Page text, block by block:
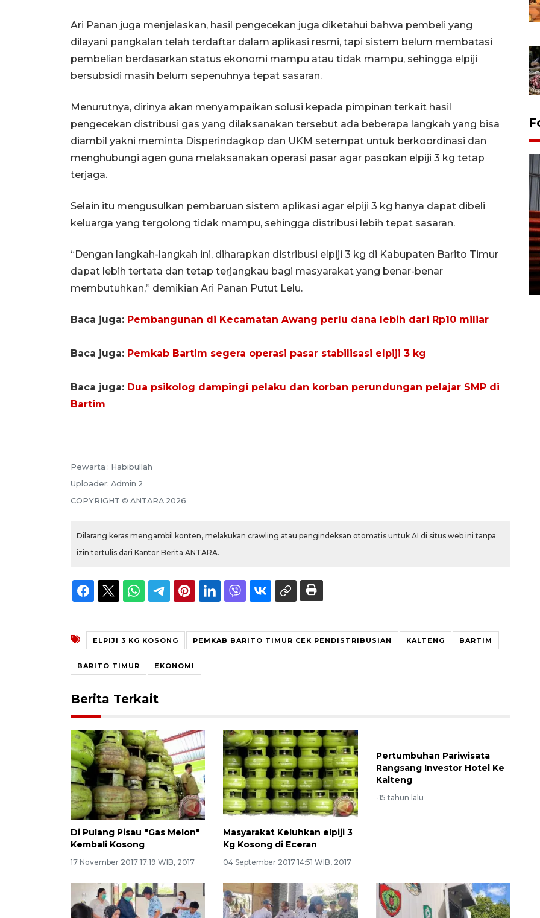
Ari Panan juga menjelaskan, hasil pengecekan juga diketahui bahwa pembeli yang
dilayani pangkalan telah terdaftar dalam aplikasi resmi, tapi sistem belum membatasi
pembelian berdasarkan status ekonomi mampu atau tidak mampu, sehingga elpiji
bersubsidi masih belum sepenuhnya tepat sasaran.
Menurutnya, dirinya akan menyampaikan solusi kepada pimpinan terkait hasil
pengecekan distribusi gas yang dilaksanakan tersebut ada beberapa langkah yang bisa
diambil yakni meminta Disperindagkop dan UKM setempat untuk berkoordinasi dan
menghubungi agen guna melaksanakan operasi pasar agar pasokan elpiji 3 kg tetap
terjaga.
Selain itu mengusulkan pembaruan sistem aplikasi agar elpiji 3 kg hanya dapat dibeli
keluarga yang tergolong tidak mampu, sehingga distribusi lebih tepat sasaran.
“Dengan langkah-langkah ini, diharapkan distribusi elpiji 3 kg di Kabupaten Barito Timur
dapat lebih tertata dan tetap terjangkau bagi masyarakat yang benar-benar
membutuhkan,” demikian Ari Panan Putut Lelu.
Baca juga: Pembangunan di Kecamatan Awang perlu dana lebih dari Rp10 miliar
Baca juga: Pemkab Bartim segera operasi pasar stabilisasi elpiji 3 kg
Baca juga: Dua psikolog dampingi pelaku dan korban perundungan pelajar SMP di
Bartim
Pewarta : Habibullah
Uploader: Admin 2
COPYRIGHT © ANTARA 2026
Dilarang keras mengambil konten, melakukan crawling atau pengindeksan otomatis untuk AI di situs web ini tanpa
izin tertulis dari Kantor Berita ANTARA.
ELPIJI 3 KG KOSONG PEMKAB BARITO TIMUR CEK PENDISTRIBUSIAN KALTENG BARTIM
BARITO TIMUR EKONOMI
Berita Terkait
Di Pulang Pisau "Gas Melon"
Kembali Kosong
17 November 2017 17:19 WIB, 2017
Masyarakat Keluhkan elpiji 3
Kg Kosong di Eceran
04 September 2017 14:51 WIB, 2017
Pertumbuhan Pariwisata
Rangsang Investor Hotel Ke
Kalteng
-15 tahun lalu
kemarau di Kalimantan
Tengah
22 July 2026 17:18 WIB